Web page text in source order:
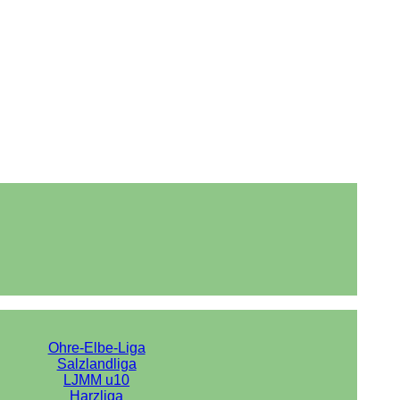
Ohre-Elbe-Liga
Salzlandliga
LJMM u10
Harzliga